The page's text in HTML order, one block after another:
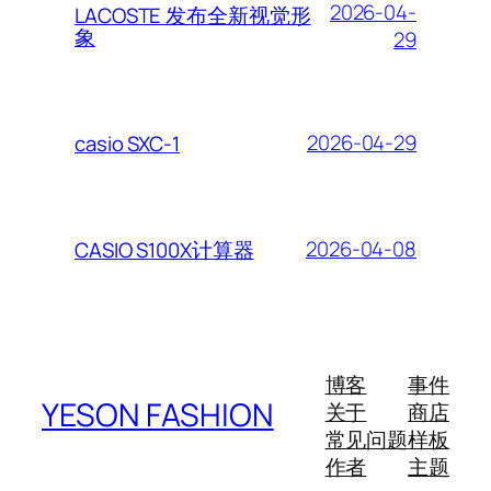
LACOSTE 发布全新视觉形
象
2026-04-
29
casio SXC-1 2026-04-29
CASIO S100X计算器 2026-04-08
YESON FASHION
博客
关于
常见问题
作者
事件
商店
样板
主题